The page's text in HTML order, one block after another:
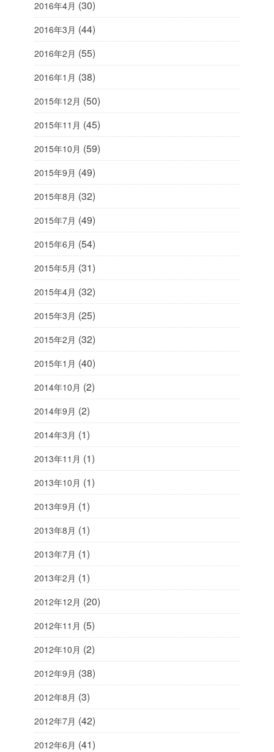
2016年4月 (30)
2016年3月 (44)
2016年2月 (55)
2016年1月 (38)
2015年12月 (50)
2015年11月 (45)
2015年10月 (59)
2015年9月 (49)
2015年8月 (32)
2015年7月 (49)
2015年6月 (54)
2015年5月 (31)
2015年4月 (32)
2015年3月 (25)
2015年2月 (32)
2015年1月 (40)
2014年10月 (2)
2014年9月 (2)
2014年3月 (1)
2013年11月 (1)
2013年10月 (1)
2013年9月 (1)
2013年8月 (1)
2013年7月 (1)
2013年2月 (1)
2012年12月 (20)
2012年11月 (5)
2012年10月 (2)
2012年9月 (38)
2012年8月 (3)
2012年7月 (42)
2012年6月 (41)